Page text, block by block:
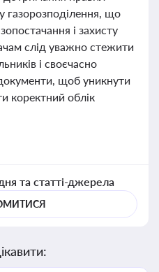
газорозподілення, що
і захисту
слід уважно стежити
і своєчасно
щоб уникнути
коректний облік
та статті-джерела